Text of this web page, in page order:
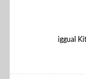
iggual